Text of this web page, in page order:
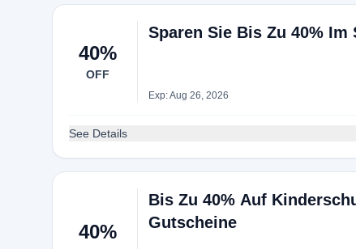
40%
OFF
Sparen Sie Bis Zu 40% Im
Exp: Aug 26, 2026
See Details
40%
Bis Zu 40% Auf
Gutscheine